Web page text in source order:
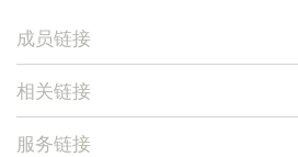
成员链接
相关链接
服务链接